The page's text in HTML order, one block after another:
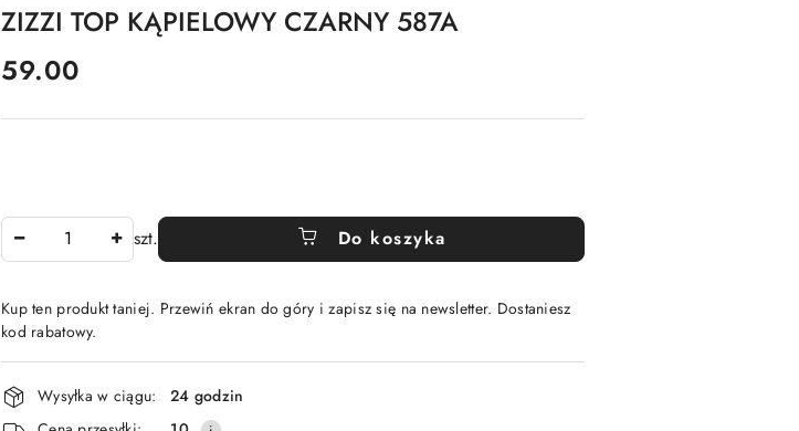
ZIZZI TOP KĄPIELOWY CZARNY 587A
cena:
59.00
szt. Do koszyka
Kup ten produkt taniej. Przewiń ekran do góry i zapisz się na newsletter. Dostaniesz
kod rabatowy.
Dostępność
i
Wysyłka w ciągu:
24 godzin